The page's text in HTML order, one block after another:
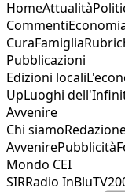
HomeAttualità
Commenti
CuraFamiglia
Pubblicazioni
Edizioni locali
UpLuoghi
Avvenire
Chi siamo
AvvenirePubblicità
Mondo CEI
SIRRadio InBlu